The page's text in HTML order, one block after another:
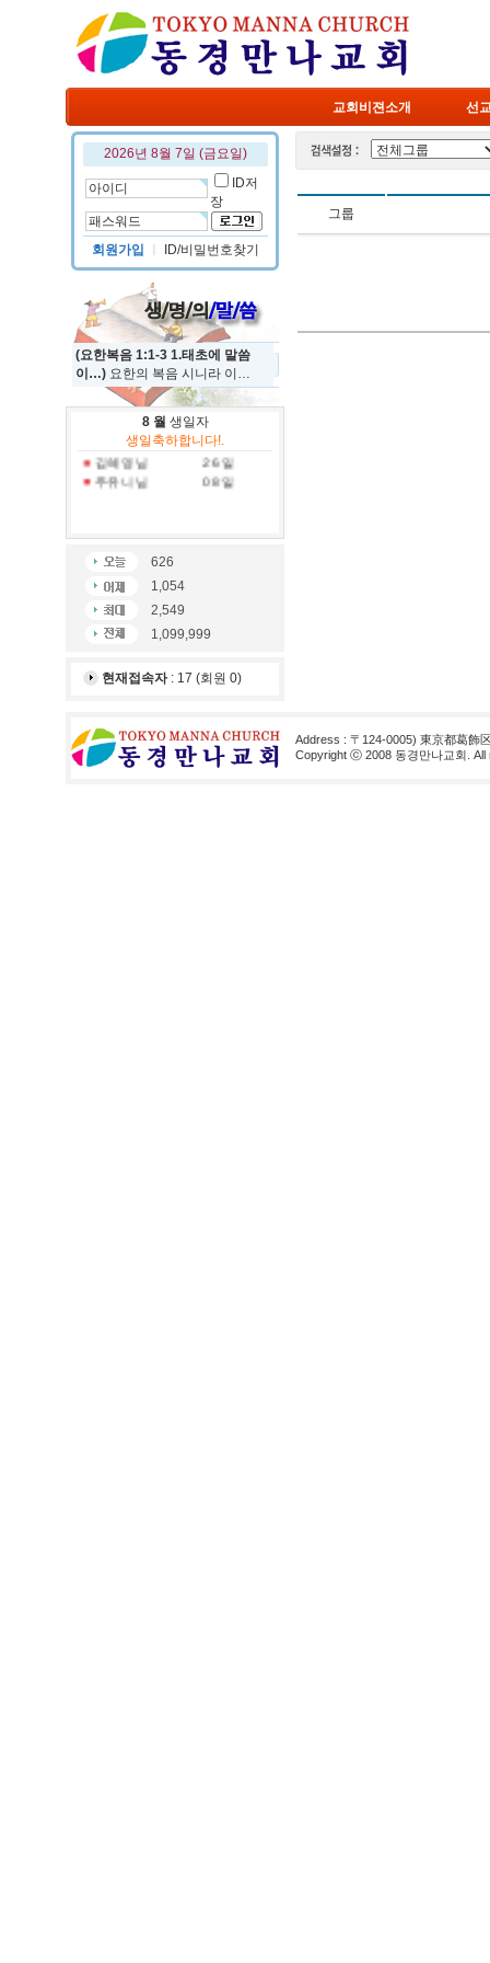
교회비젼소개 선
2026년 8월 7일 (금요일)
ID저
장
회원가입 ID/비밀번호찾기
(요한복음 1:1-3 1.태초에 말씀
이…) 요한의 복음 시니라 이…
8 월 생일자
생일축하합니다!.
정규진 님
19 일
홍진국 님
31 일
김혜영 님
26 일
주유니 님
08 일
626
1,054
2,549
1,099,999
현재접속자: 17 (회원 0)
그룹
Address : 〒124-0005) 東京都葛飾
Copyright ⓒ 2008 동경만나교회.